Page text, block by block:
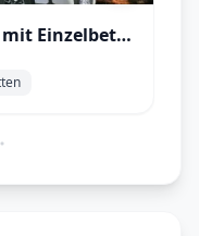
mit Einzelbett